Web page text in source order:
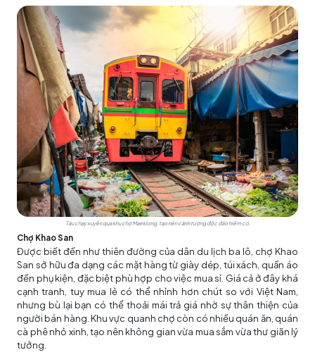
Tàu chạy xuyên qua khu chợ Maeklong, tạo nên cảnh tượng độc đáo hiếm có.
Chợ Khao San
Được biết đến như thiên đường của dân du lịch ba lô, chợ Khao
San sở hữu đa dạng các mặt hàng từ giày dép, túi xách, quần áo
đến phụ kiện, đặc biệt phù hợp cho việc mua sỉ. Giá cả ở đây khá
cạnh tranh, tuy mua lẻ có thể nhỉnh hơn chút so với Việt Nam,
nhưng bù lại bạn có thể thoải mái trả giá nhờ sự thân thiện của
người bán hàng. Khu vực quanh chợ còn có nhiều quán ăn, quán
cà phê nhỏ xinh, tạo nên không gian vừa mua sắm vừa thư giãn lý
tưởng.